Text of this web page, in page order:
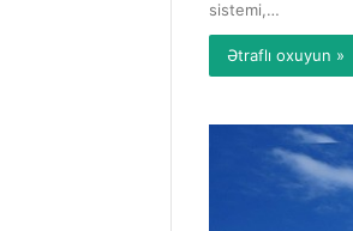
sistemi,…
Ətraflı oxuyun »